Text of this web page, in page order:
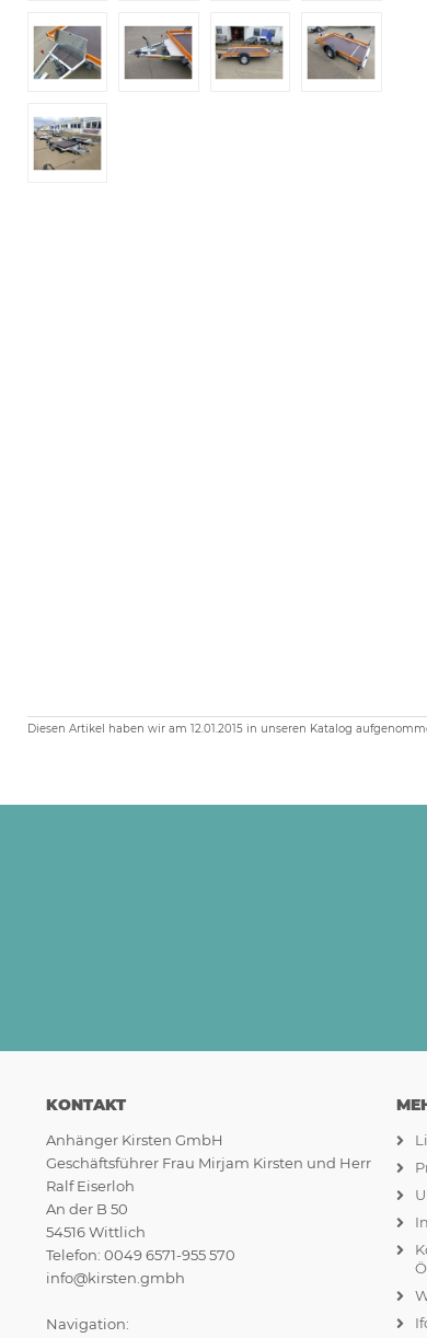
Diesen Artikel haben wir am 12.01.2015 in unseren Katalog
KONTAKT
Anhänger Kirsten GmbH
Geschäftsführer Frau Mirjam Kirsten und Herr
Ralf Eiserloh
An der B 50
54516 Wittlich
Telefon: 0049 6571-955 570
info@kirsten.gmbh
Navigation: